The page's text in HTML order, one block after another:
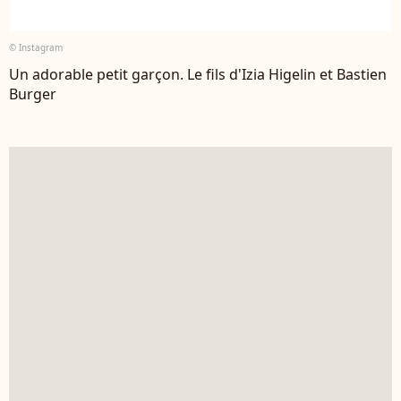
© Instagram
Un adorable petit garçon. Le fils d'Izia Higelin et Bastien
Burger